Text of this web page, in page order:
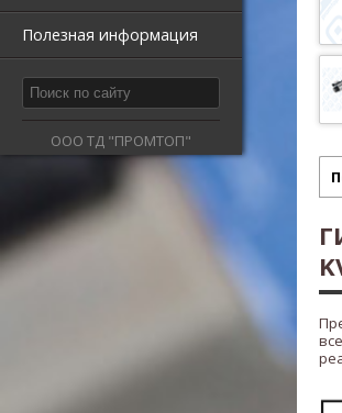
Полезная информация
ООО ТД "ПРОМТОП"